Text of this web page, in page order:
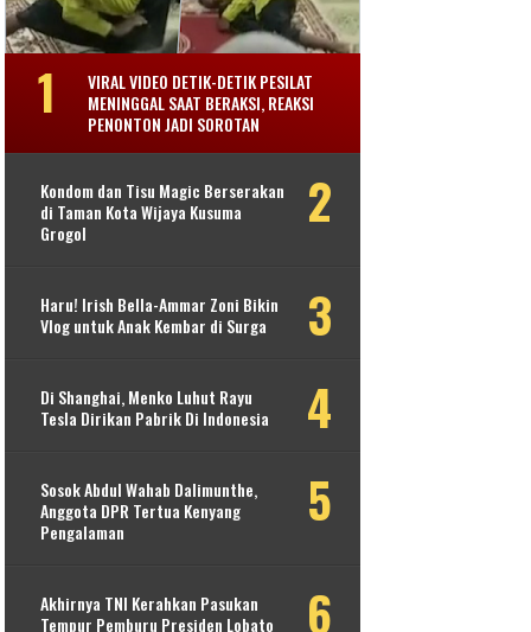
VIRAL VIDEO DETIK-DETIK PESILAT
MENINGGAL SAAT BERAKSI, REAKSI
PENONTON JADI SOROTAN
Kondom dan Tisu Magic Berserakan
di Taman Kota Wijaya Kusuma
Grogol
Haru! Irish Bella-Ammar Zoni Bikin
Vlog untuk Anak Kembar di Surga
Di Shanghai, Menko Luhut Rayu
Tesla Dirikan Pabrik Di Indonesia
Sosok Abdul Wahab Dalimunthe,
Anggota DPR Tertua Kenyang
Pengalaman
Akhirnya TNI Kerahkan Pasukan
Tempur Pemburu Presiden Lobato